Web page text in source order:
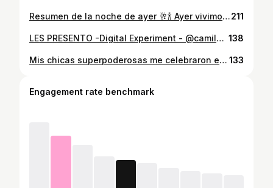
Resumen de la noche de ayer 🥂🍾 Ayer vivimos el relanzamiento y próximo aniversario de los dos años de nuestra Pelu @desenredohair junto a clientxs, amigxs, familiares y muchas personas que han estado ahí con nosotros, gracias por venir y que sea la primera celebración de muchas 🖤 Lxs queremos mucho 🤍211
LES PRESENTO -Digital Experiment - @camiloenlapelu fue creador de idea original, productor y fotógrafo 🛸 Gracias a Todes por su trabajo increíble y por permitirme llevar mis ideas y a otro nivel, gracias por el apoyo ❤️‍🔥 Ideal original @camiloenlapelu Modelo @ojitosdecaleidoscopio Makeup @lacattamua Hair @carlaenlapelu_ @desenredohair Styling @camiloenlapelu ( agradecer a nymph.digital nymph.digital por su increíble trabajo realizado para esta producción, el bikini y los accesorios lo fueron todo en esta producción 💕) Agradecimientos a @coticontreraas @r.4stro @ice_berrieees (gracias gracias gracias por todo chiques ) Agradecer a @fotodesignchile siempre y a mi @ubillaphoto por que sin él nada de esto sería posible 🖤 138
Mis chicas superpoderosas me celebraron el cumpleaños hoy en la pelu (hace muchos añosss no trabajaba un cumple jaja ) 😍❤️ No sería nada sin ellas, y nada sería lo mismo si no estuvieran cada día conmigo 🥹 (falto la @pazkarlamc ) Gracias por todos los saludos lindos🥂 133
Engagement rate benchmark